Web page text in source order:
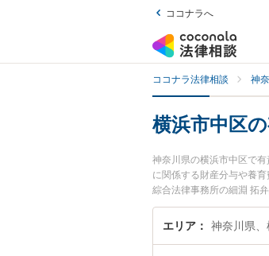
ココナラへ
ココナラ法律相談 神
横浜市中区
神奈川県の横浜市中区で
に関係する財産分与や養
綜合法律事務所の細淵 拓
に相談したい』『有責配
どでお困りの相談者さんに
エリア 神奈川県